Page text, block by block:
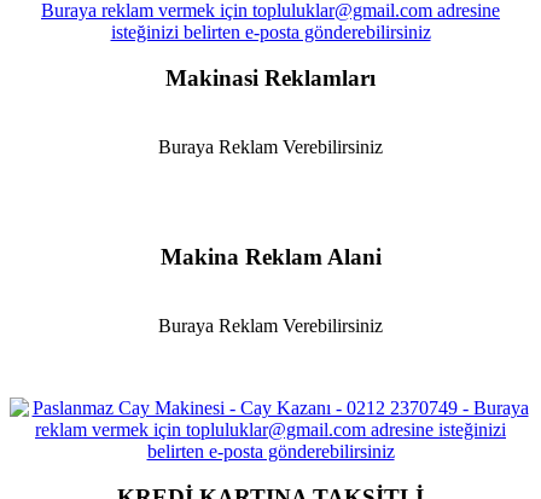
Makinasi Reklamları
Buraya Reklam Verebilirsiniz
Makina Reklam Alani
Buraya Reklam Verebilirsiniz